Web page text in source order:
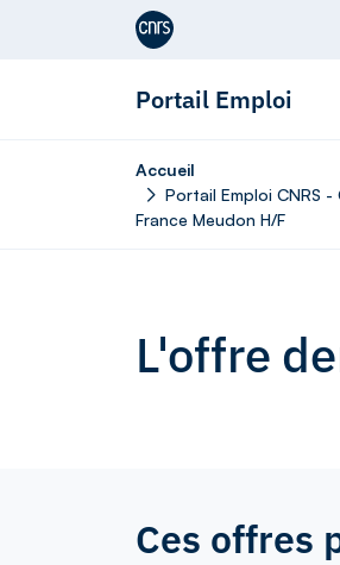
Aller au contenu
Portail Emploi
Accueil
Portail Emploi CNRS
France Meudon H/F
L'offre
Ces offres